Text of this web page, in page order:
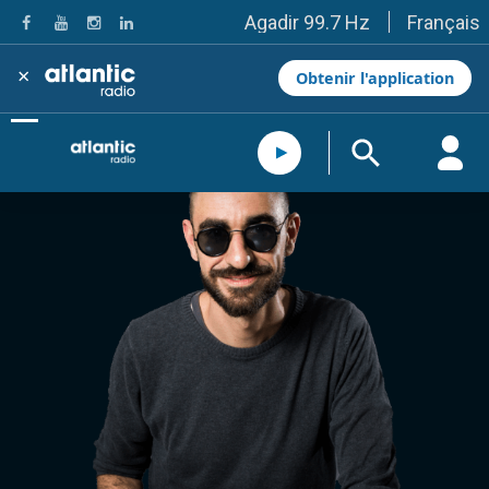
Agadir 99.7 Hz
Tanger 103.3 Hz
Tétouan 87.8 Hz
Fès 98.8 Hz
Meknès 97.2 Hz
El Jadida 97.3
Settat 104,6
Essaouira 96.6
Safi 92.3
Taza 103.0
Taounate 95.6
Tiznit 103.1
SkhourRhamna 92.2
Taroudant 104.9
Guelmim 91.9
Tan-Tan 95.2
Tafraout 104.9
Casablanca 92.5 Hz
Rabat, Salé 106.9 Hz
Marrakech 90.5 Hz
Français
× Obtenir l'application